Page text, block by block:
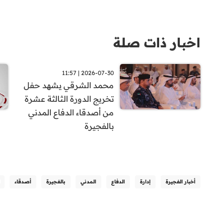
اخبار ذات صلة
2026-07-30 | 11:57
محمد الشرقي يشهد حفل
تخريج الدورة الثالثة عشرة
من أصدقاء الدفاع المدني
بالفجيرة
أخبار الفجيرة إدارة الدفاع المدني بالفجيرة أصدقاء